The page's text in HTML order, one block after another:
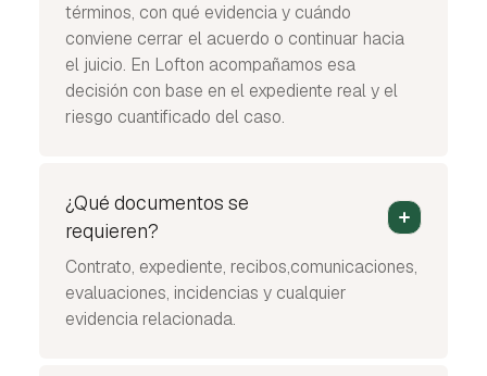
términos, con qué evidencia y cuándo
conviene cerrar el acuerdo o continuar hacia
el juicio. En Lofton acompañamos esa
decisión con base en el expediente real y el
riesgo cuantificado del caso.
¿Qué documentos se
requieren?
Contrato, expediente, recibos,comunicaciones,
evaluaciones, incidencias y cualquier
evidencia relacionada.